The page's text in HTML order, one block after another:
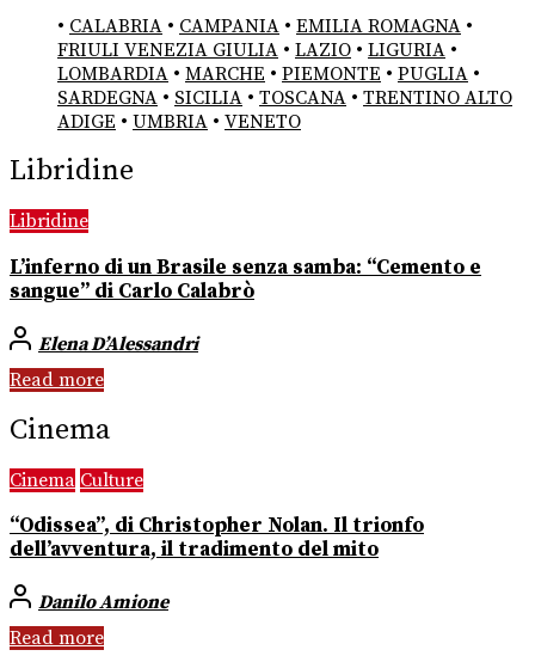
• CALABRIA • CAMPANIA • EMILIA ROMAGNA •
FRIULI VENEZIA GIULIA • LAZIO • LIGURIA •
LOMBARDIA • MARCHE • PIEMONTE • PUGLIA •
SARDEGNA • SICILIA • TOSCANA • TRENTINO ALTO
ADIGE • UMBRIA • VENETO
Libridine
Libridine
L’inferno di un Brasile senza samba: “Cemento e
sangue” di Carlo Calabrò
Elena D’Alessandri
Read more
Cinema
Cinema Culture
“Odissea”, di Christopher Nolan. Il trionfo
dell’avventura, il tradimento del mito
Danilo Amione
Read more